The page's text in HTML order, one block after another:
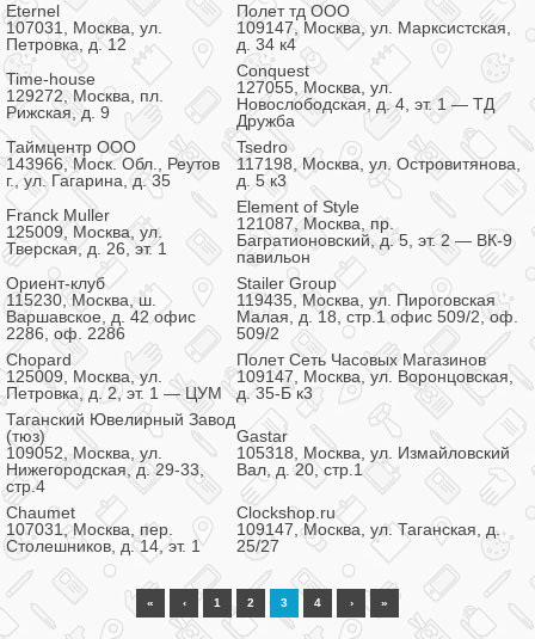
Eternel
107031, Москва, ул.
Петровка, д. 12
Полет тд ООО
109147, Москва, ул. Марксистская,
д. 34 к4
Time-house
129272, Москва, пл.
Рижская, д. 9
Conquest
127055, Москва, ул.
Новослободская, д. 4, эт. 1 — ТД
Дружба
Таймцентр ООО
143966, Моск. Обл., Реутов
г., ул. Гагарина, д. 35
Tsedro
117198, Москва, ул. Островитянова,
д. 5 к3
Franck Muller
125009, Москва, ул.
Тверская, д. 26, эт. 1
Element of Style
121087, Москва, пр.
Багратионовский, д. 5, эт. 2 — ВК-9
павильон
Ориент-клуб
115230, Москва, ш.
Варшавское, д. 42 офис
2286, оф. 2286
Stailer Group
119435, Москва, ул. Пироговская
Малая, д. 18, стр.1 офис 509/2, оф.
509/2
Chopard
125009, Москва, ул.
Петровка, д. 2, эт. 1 — ЦУМ
Полет Сеть Часовых Магазинов
109147, Москва, ул. Воронцовская,
д. 35-Б к3
Таганский Ювелирный Завод
(тюз)
109052, Москва, ул.
Нижегородская, д. 29-33,
стр.4
Gastar
105318, Москва, ул. Измайловский
Вал, д. 20, стр.1
Chaumet
107031, Москва, пер.
Столешников, д. 14, эт. 1
Clockshop.ru
109147, Москва, ул. Таганская, д.
25/27
« ‹ 1 2 3 4 › »